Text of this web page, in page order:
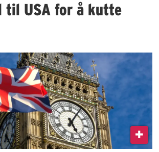
til USA for å kutte